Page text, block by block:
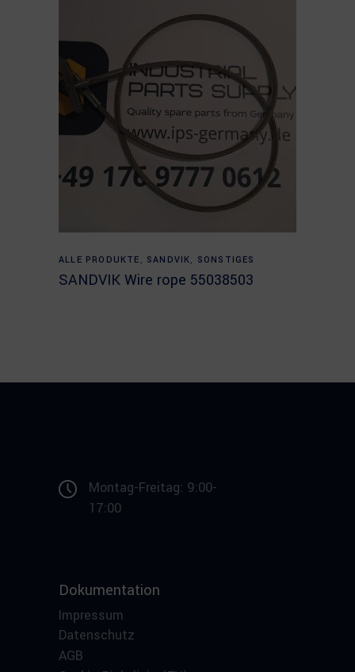
Read more
ALLE PRODUKTE , SANDVIK, SONSTIGES
SANDVIK Wire rope 55038503
Montag-Freitag: 9:00-
17:00
Dokumentation
Impressum
Datenschutz
AGB